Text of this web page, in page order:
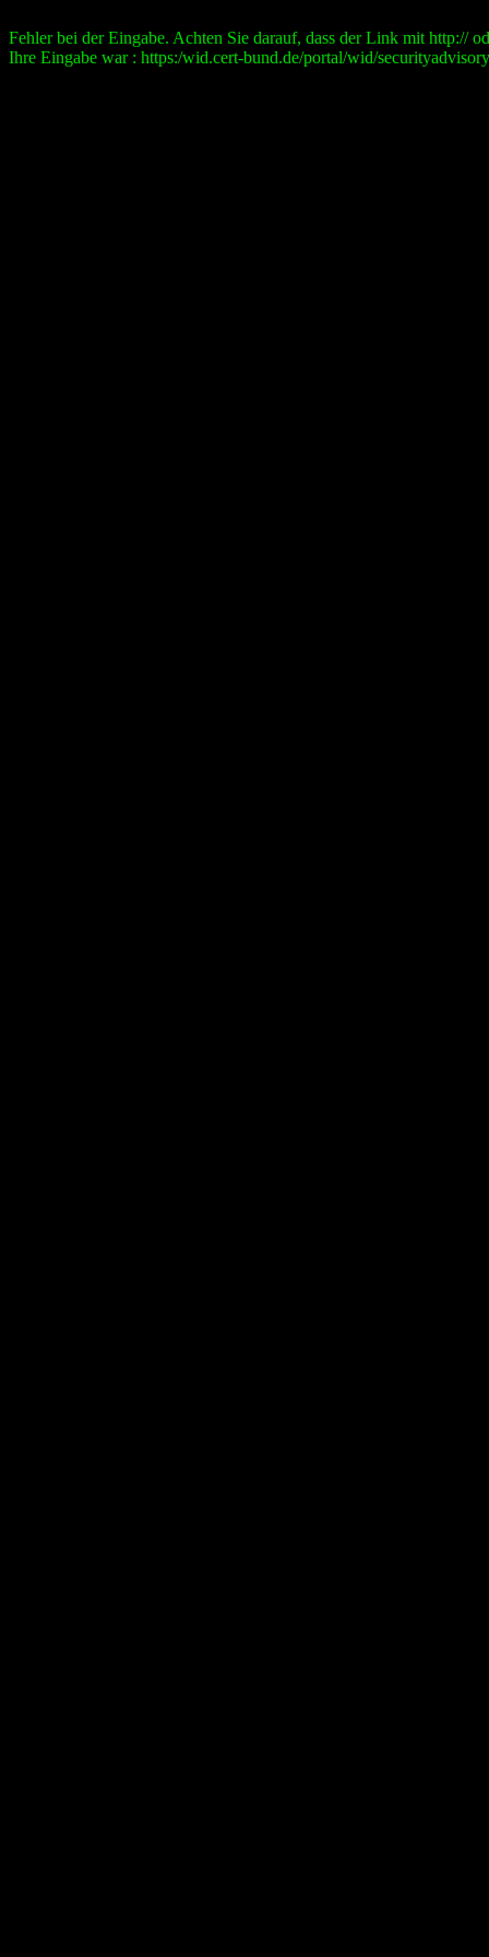
Fehler bei der Eingabe. Achten Sie darauf, dass der Link mit http://
Ihre Eingabe war : https:/wid.cert-bund.de/portal/wid/